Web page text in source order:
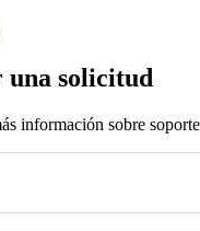
una solicitud
información sobre